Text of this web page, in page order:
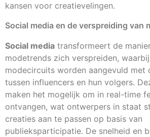
kansen voor creatievelingen.
Social media en de verspreiding van
Social media transformeert de
modetrends zich verspreiden,
modecircuits worden aangevuld met
tussen influencers en hun volgers.
maken het mogelijk om in real-time
ontvangen, wat ontwerpers in staat
creaties aan te passen op basis van
publieksparticipatie. De snelheid en